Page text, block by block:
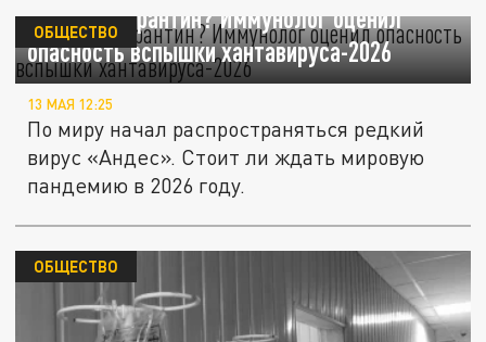
Снова на карантин? Иммунолог оценил
опасность вспышки хантавируса-2026
ОБЩЕСТВО
13 МАЯ 12:25
По миру начал распространяться редкий
вирус «Андес». Стоит ли ждать мировую
пандемию в 2026 году.
ОБЩЕСТВО